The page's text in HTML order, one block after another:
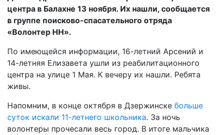
центра в Балахне 13 ноября. Их нашли, сообщается
в группе поисково-спасательного отряда
«Волонтер НН».
По имеющейся информации, 16-летний Арсений и
14-летняя Елизавета ушли из реабилитационного
центра на улице 1 Мая. К вечеру их нашли. Ребята
живы.
Напомним, в конце октября в Дзержинске больше
суток искали 11-летнего школьника. За ночь
волонтеры прочесали весь город. В итоге мальчика